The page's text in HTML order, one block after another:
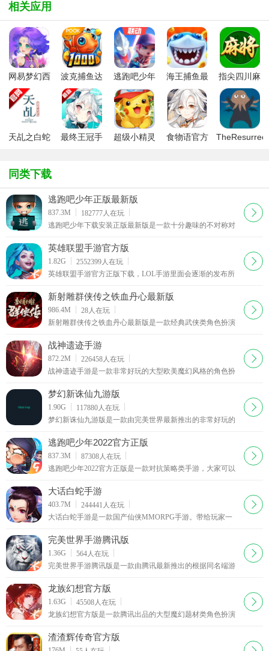
相关应用
网易梦幻西
游手游
波克捕鱼达
人千炮版
2022微信版
本
逃跑吧少年
九游版最新
版
海王捕鱼最
新版官方正
版
指尖四川麻
将app最新
版
天乩之白蛇
最终王冠手
超级小精灵
食物语官方
同类下载
逃跑吧少年正版最新版
837.3M 182777 人在玩
逃跑吧少年下载安装正版最新版是一款十分趣味的不对称对
提升自己的等级与技巧，在游戏中可以扮演逃生者或追捕者
下载
英雄联盟手游官方版
1.82G 2552399 人在玩
英雄联盟手游官方正版下载，LOL手游里面会逐渐的发布所
装备玩法和对线玩法。英雄联盟手游官方版让你
下载
新射雕群侠传之铁血丹心最新版
986.4M 28 人在玩
新射雕群侠传之铁血丹心最新版是一款经典武侠类角色扮演
角色扮演、社交等多种元素为一体，使游戏更具趣味
下载
战神遗迹手游
872.2M 226458 人在玩
战神遗迹手游是一款非常好玩的大型欧美魔幻风格的角色扮
选择，多人实时组队，副本PK，史诗级装备轻松打造
下载
梦幻新诛仙九游版
1.90G 117880 人在玩
梦幻新诛仙九游版是一款由完美世界最新推出的非常好玩的
仙世界，梦幻新诛仙九游版丰富的英雄角色可以选择，全新
副本，自由组队挂机
下载
逃跑吧少年2022官方正版
837.3M 87308 人在玩
逃跑吧少年2022官方正版是一款对抗策略类手游，大家可以
捕大作战，不同的职业角色会有其独特的技能
下载
大话白蛇手游
403.7M 244441 人在玩
大话白蛇手游是一款国产仙侠MMORPG手游。带给玩家一
打造千人千面的游戏玩法体验
下载
完美世界手游腾讯版
1.36G 564 人在玩
完美世界手游腾讯版是一款由腾讯最新推出的根据同名端游
场景非常精致，游戏完美复刻端游世界观
下载
龙族幻想官方版
1.63G 45508 人在玩
龙族幻想官方版是一款腾讯出品的大型魔幻题材类角色扮演
戏世界。精致的游戏场景和百变人物造型给玩家优质视觉体
下载
渣渣辉传奇官方版
下载